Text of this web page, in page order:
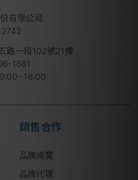
有限公司
路一段102號21樓
1681
銷售合作
品牌總覽
品牌代理